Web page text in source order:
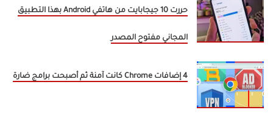
حررت 10 جيجابايت من هاتفي Android بهذا التطبيق
المجاني مفتوح المصدر
4 إضافات Chrome كانت آمنة ثم أصبحت برامج ضارة